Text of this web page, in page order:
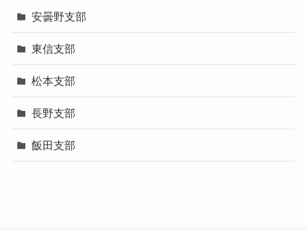
安曇野支部
東信支部
松本支部
長野支部
飯田支部